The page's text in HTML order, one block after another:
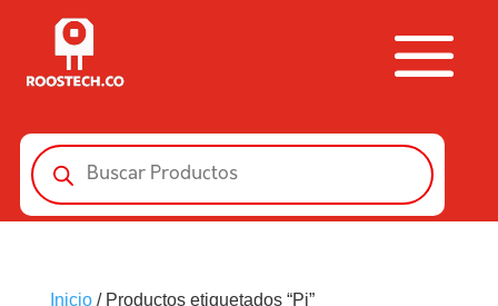
Búsqueda
de
productos
Inicio/ Productos etiquetados “Pi”